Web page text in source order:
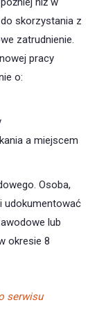
skorzystania z
zatrudnienie.
pracy
o:
a miejscem
Osoba,
udokumentować
lub
okresie 8
serwisu